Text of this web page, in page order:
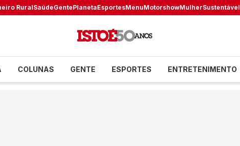
RuralSaúdeGentePlanetaEsportesMenuMotorshowMulherSustentável
COLUNAS GENTE ESPORTES ENTRETENIMENTO